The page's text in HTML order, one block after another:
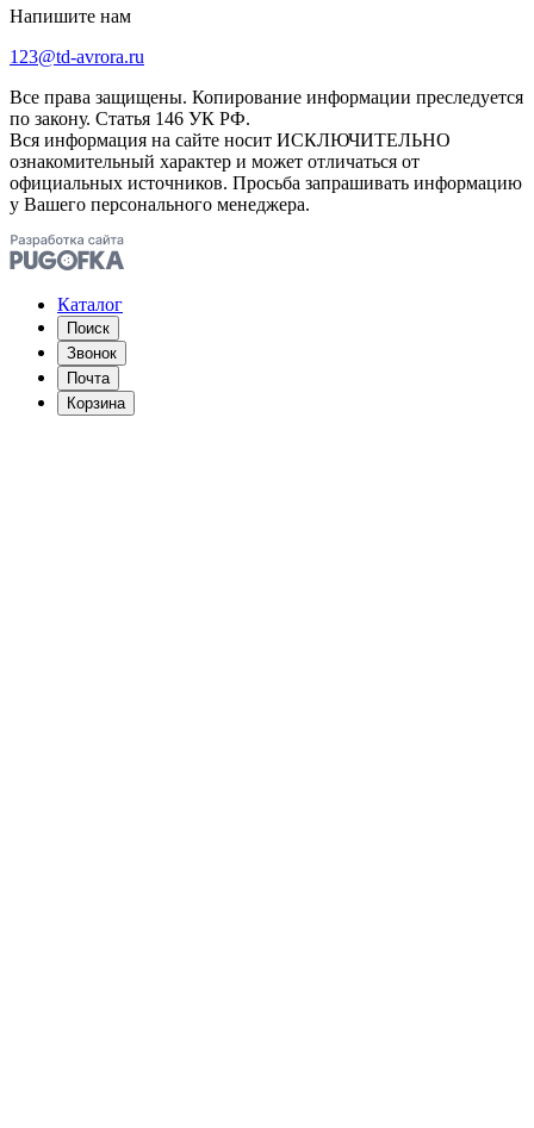
Напишите нам
123@td-avrora.ru
Все права защищены. Копирование информации преследуется
по закону. Статья 146 УК РФ.
Вся информация на сайте носит ИСКЛЮЧИТЕЛЬНО
ознакомительный характер и может отличаться от
официальных источников. Просьба запрашивать информацию
у Вашего персонального менеджера.
Каталог
Поиск
Звонок
Почта
Корзина